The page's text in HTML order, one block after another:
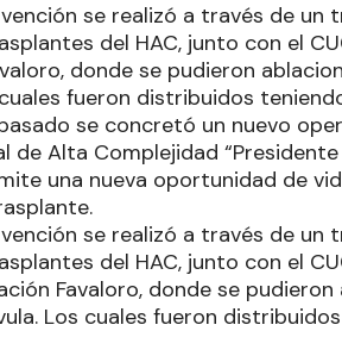
se realizó a través de
del HAC, junto con el
donde se pudieron
fueron distribuidos
se concretó un nuevo
de Alta Complejidad
una nueva oportunidad de
se realizó a través de
del HAC, junto con el
Favaloro, donde se
Los cuales fueron